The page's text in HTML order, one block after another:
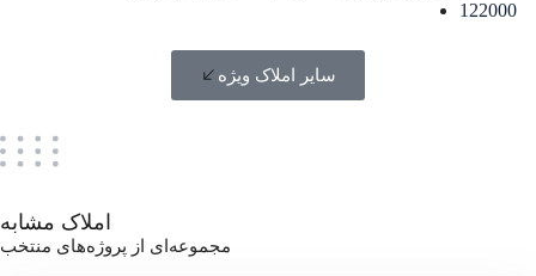
122000
سایر املاک ویژه
املاک مشابه
مجموعه‌ای از پروژه‌های منتخب